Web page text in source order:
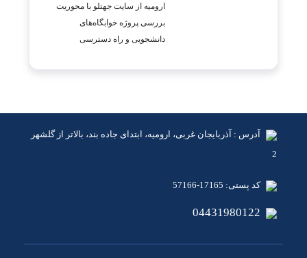
ارومیه از سایت جهتلو با محوریت
بررسی پروژه خوابگاه‌های
دانشجویی و راه دسترسی
آدرس : آذربایجان غربی، ارومیه، ابتدای جاده بند، بالاتر از گلشهر
2
کد پستی: 17165-57166
04431980122